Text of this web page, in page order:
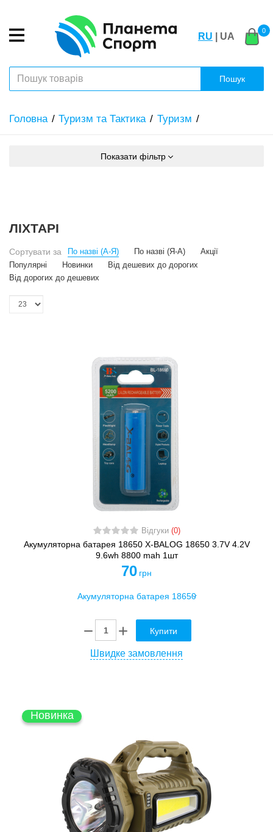
RU | UA
0
Пошук
Головна Туризм та Тактика Туризм
Показати фільтр
ЛІХТАРІ
Сортувати за По назві (А-Я) По назві (Я-А)
Акції
Популярні
Новинки
Від дешевих до дорогих
Від дорогих до дешевих
Відгуки (0)
Акумуляторна батарея 18650 X-BALOG 18650 3.7V 4.2V
9.6wh 8800 mah 1шт
70 грн
Купити
Швидке замовлення
Новинка